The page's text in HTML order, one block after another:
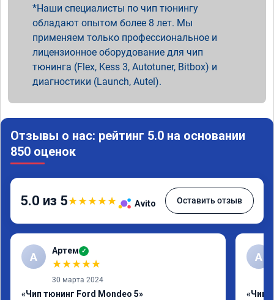
Наши специалисты по чип тюнингу
обладают опытом более 8 лет. Мы
применяем только профессиональное и
лицензионное оборудование для чип
тюнинга (Flex, Kess 3, Autotuner, Bitbox) и
диагностики (Launch, Autel).
Отзывы о нас: рейтинг 5.0 на основании
850 оценок
5.0 из 5★★★★★ Avito Оставить отзыв
А Артем ✓
★★★★★
30 марта 2024
«Чип тюнинг Ford Mondeo 5»
А
«Чип